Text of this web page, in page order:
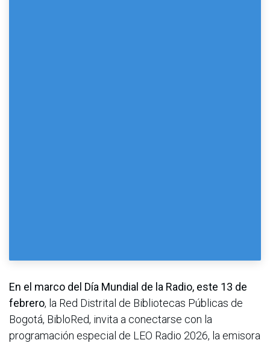
En el marco del Día Mundial de la Radio, este 13 de
febrero, la Red Distrital de Bibliotecas Públicas de
Bogotá, BibloRed, invita a conectarse con la
programación especial de LEO Radio 2026, la emisora